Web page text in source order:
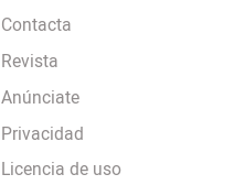
Contacta
Revista
Anúnciate
Privacidad
Licencia de uso